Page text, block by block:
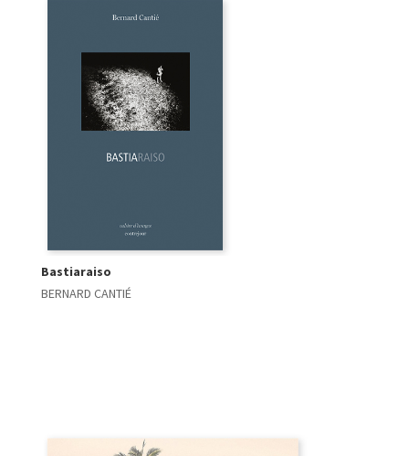
Bastiaraiso
BERNARD CANTIÉ